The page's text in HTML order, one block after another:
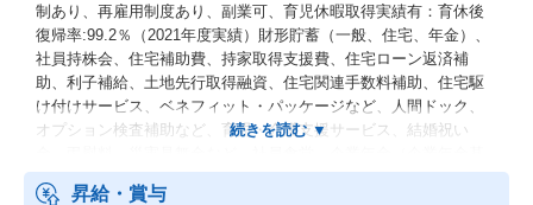
制あり、再雇用制度あり、副業可、育児休暇取得実績有：育休後
復帰率:99.2％（2021年度実績）財形貯蓄（一般、住宅、年金）、
社員持株会、住宅補助費、持家取得支援費、住宅ローン返済補
助、利子補給、土地先行取得融資、住宅関連手数料補助、住宅駆
け付けサービス、ベネフィット・パッケージなど、人間ドック、
オプション検査補助など、育児・介護支援サービス、結婚祝い
金、確定拠出年金）、電気通信共済会(個人年金、遺児育英基金)
昇給・賞与